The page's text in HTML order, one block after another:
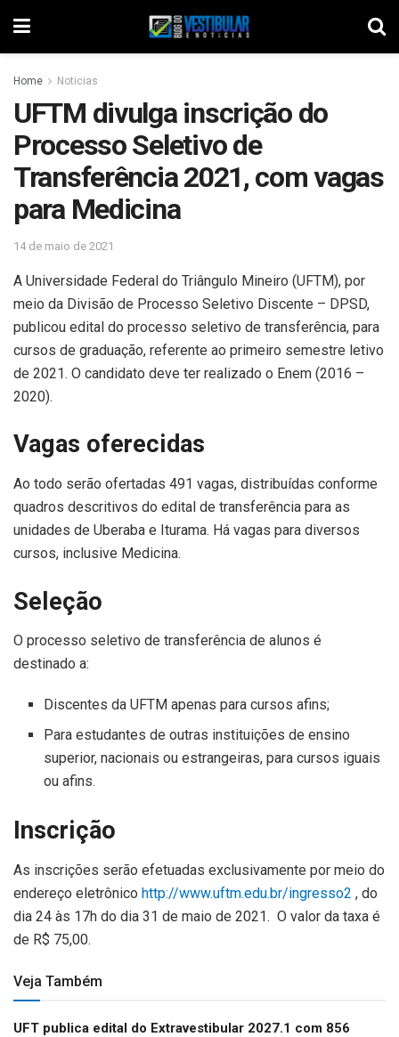
Home Noticias
UFTM divulga inscrição do
Processo Seletivo de
Transferência 2021, com vagas
para Medicina
14 de maio de 2021
A Universidade Federal do Triângulo Mineiro (UFTM), por
meio da Divisão de Processo Seletivo Discente – DPSD,
publicou edital do processo seletivo de transferência, para
cursos de graduação, referente ao primeiro semestre letivo
de 2021. O candidato deve ter realizado o Enem (2016 –
2020).
Vagas oferecidas
Ao todo serão ofertadas 491 vagas, distribuídas conforme
quadros descritivos do edital de transferência para as
unidades de Uberaba e Iturama. Há vagas para diversos
cursos, inclusive Medicina.
Seleção
O processo seletivo de transferência de alunos é
destinado a:
Discentes da UFTM apenas para cursos afins;
Para estudantes de outras instituições de ensino
superior, nacionais ou estrangeiras, para cursos iguais
ou afins.
Inscrição
As inscrições serão efetuadas exclusivamente por meio do
endereço eletrônico http://www.uftm.edu.br/ingresso2 , do
dia 24 às 17h do dia 31 de maio de 2021. O valor da taxa é
de R$ 75,00.
Veja Também
UFT publica edital do Extravestibular 2027.1 com 856